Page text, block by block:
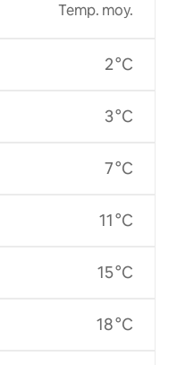
Temp. moy.
2 °C
3 °C
7 °C
11 °C
15 °C
18 °C